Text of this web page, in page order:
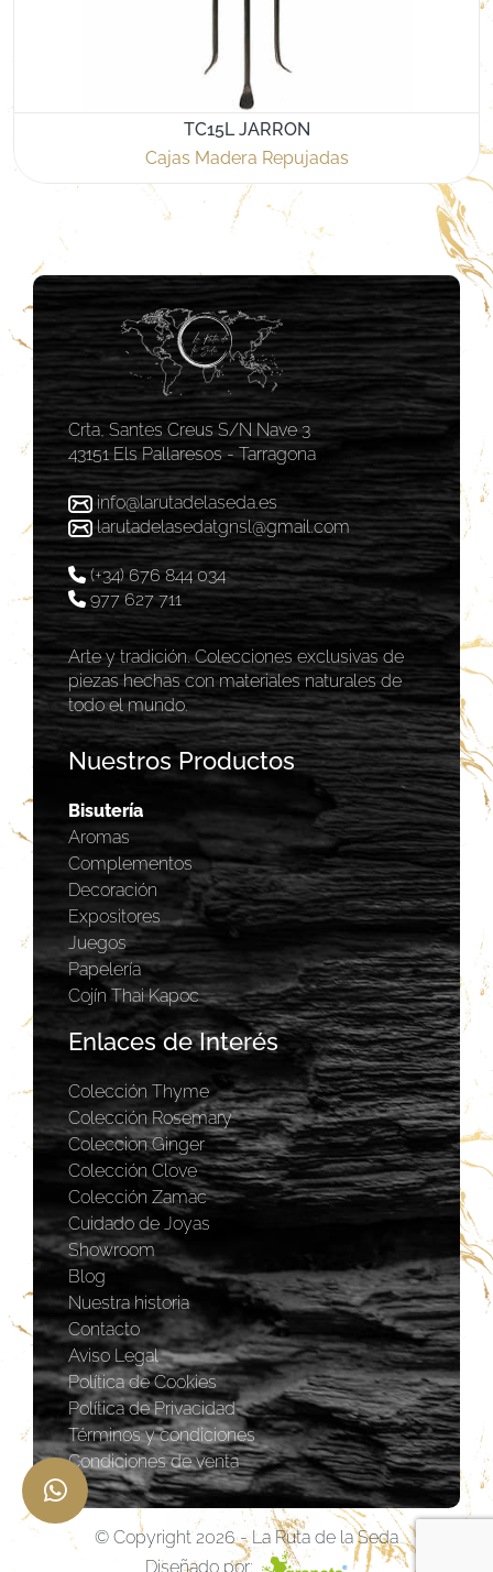
TC15L JARRON
Cajas Madera Repujadas
Crta, Santes Creus S/N Nave 3
43151 Els Pallaresos - Tarragona
info@larutadelaseda.es
larutadelasedatgnsl@gmail.com
(+34) 676 844 034
977 627 711
Arte y tradición. Colecciones exclusivas de
piezas hechas con materiales naturales de
todo el mundo.
Nuestros Productos
Bisutería
Aromas
Complementos
Decoración
Expositores
Juegos
Papelería
Cojín Thai Kapoc
Enlaces de Interés
Colección Thyme
Colección Rosemary
Coleccion Ginger
Colección Clove
Colección Zamac
Cuidado de Joyas
Showroom
Blog
Nuestra historia
Contacto
Aviso Legal
Política de Cookies
Política de Privacidad
Términos y condiciones
Condiciones de venta
© Copyright 2026 - La Ruta de la Seda
Diseñado por: